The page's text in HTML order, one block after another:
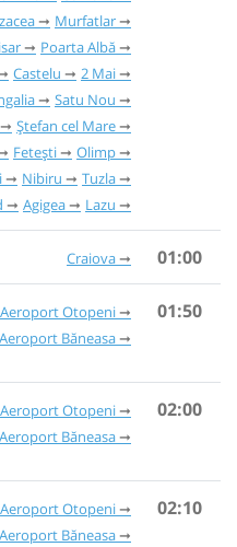
Murfatlar
Poarta Albă
Castelu
2 Mai
Satu Nou
Ștefan cel Mare
Fetești
Olimp
Nibiru
Tuzla
Agigea Lazu
Craiova 01:00
Aeroport Otopeni
Aeroport Băneasa
01:50
Aeroport Otopeni
Aeroport Băneasa
02:00
Aeroport Otopeni
Aeroport Băneasa
02:10